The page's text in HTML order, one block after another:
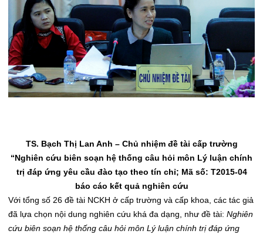
TS. Bạch Thị Lan Anh – Chủ nhiệm đề tài cấp trường
“Nghiên cứu biên soạn hệ thống câu hỏi môn Lý luận chính
trị đáp ứng yêu cầu đào tạo theo tín chỉ; Mã số: T2015-04
báo cáo kết quả nghiên cứu
Với tổng số 26 đề tài NCKH ở cấp trường và cấp khoa, các tác giả
đã lựa chọn nội dung nghiên cứu khá đa dạng, như đề tài: Nghiên
cứu biên soạn hệ thống câu hỏi môn Lý luận chính trị đáp ứng